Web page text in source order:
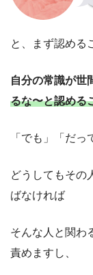
と、まず認める
自分の常識が世
るな〜と認める
「でも」「だ
どうしてもその
ばなければ
そんな人と関わ
責めますし、